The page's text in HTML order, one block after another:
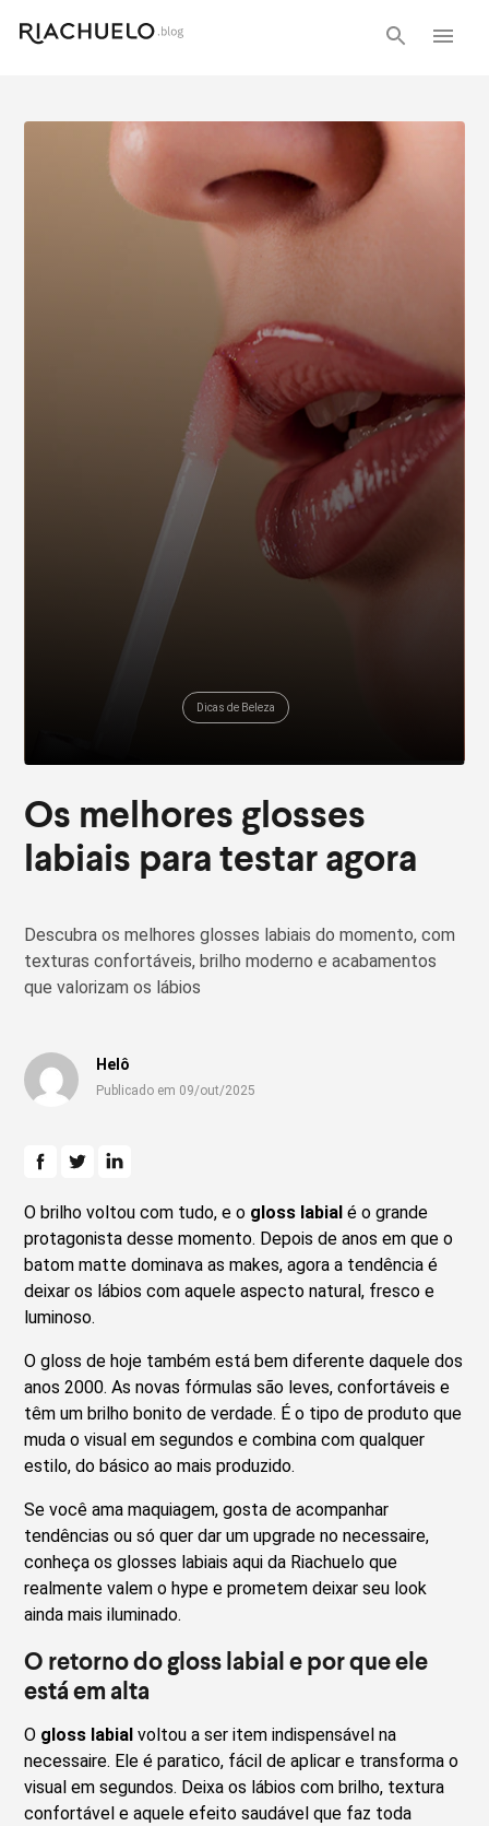
Dicas de Beleza
Os melhores glosses
labiais para testar agora
Descubra os melhores glosses labiais do momento, com
texturas confortáveis, brilho moderno e acabamentos
que valorizam os lábios
Helô
Publicado em 09/out/2025
O brilho voltou com tudo, e o gloss labial é o grande
protagonista desse momento. Depois de anos em que o
batom matte dominava as makes, agora a tendência é
deixar os lábios com aquele aspecto natural, fresco e
luminoso.
O gloss de hoje também está bem diferente daquele dos
anos 2000. As novas fórmulas são leves, confortáveis e
têm um brilho bonito de verdade. É o tipo de produto que
muda o visual em segundos e combina com qualquer
estilo, do básico ao mais produzido.
Se você ama maquiagem, gosta de acompanhar
tendências ou só quer dar um upgrade no necessaire,
conheça os glosses labiais aqui da Riachuelo que
realmente valem o hype e prometem deixar seu look
ainda mais iluminado.
O retorno do gloss labial e por que ele
está em alta
O gloss labial voltou a ser item indispensável na
necessaire. Ele é paratico, fácil de aplicar e transforma o
visual em segundos. Deixa os lábios com brilho, textura
confortável e aquele efeito saudável que faz toda